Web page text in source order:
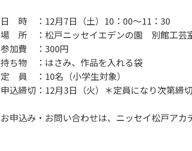
日 時 ：12月7日（土）10：00～11：30
場 所 ：松戸ニッセイエデンの園 別館工芸
参加費 ：300円
持ち物 ：はさみ、作品を入れる袋
定 員 ：10名（小学生対象）
申込締切：12月3日（火）＊定員になり次第締
お申込み・お問い合わせは、ニッセイ松戸ア